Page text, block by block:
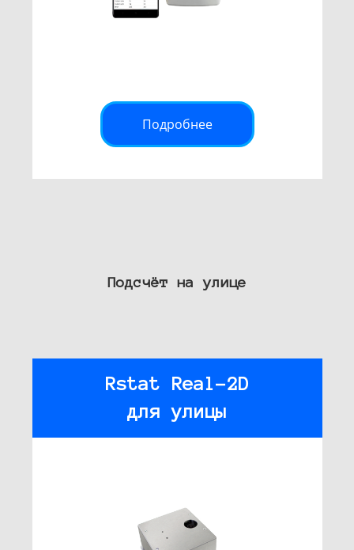
Подробнее
Подсчёт на улице
Rstat Real-2D
для улицы